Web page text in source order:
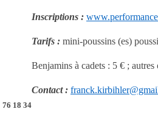
Inscriptions :
Tarifs : mini-poussins (es)
Benjamins à cadets : 5 € ; autres
Contact :
76 18 34